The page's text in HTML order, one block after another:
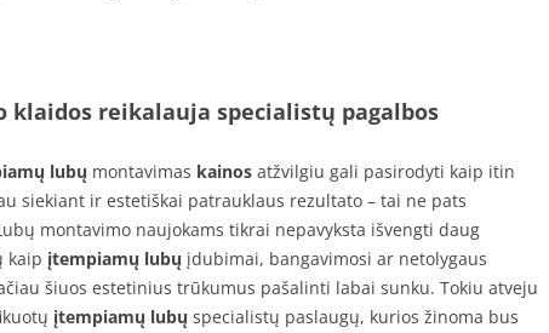
klaidos reikalauja specialistų pagalbos
lubų montavimas kainos atžvilgiu gali pasirodyti kaip itin
siekiant ir estetiškai patrauklaus rezultato – tai ne pats
montavimo naujokams tikrai nepavyksta išvengti daug
kaip įtempiamų lubų įdubimai, bangavimosi ar netolygaus
šiuos estetinius trūkumus pašalinti labai sunku. Tokiu atveju
įtempiamų lubų specialistų paslaugų, kurios žinoma bus